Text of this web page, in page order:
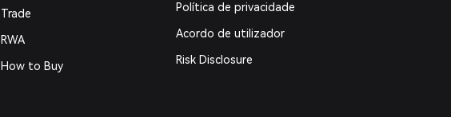
Trade
RWA
How to Buy
Política de privacidade
Acordo de utilizador
Risk Disclosure